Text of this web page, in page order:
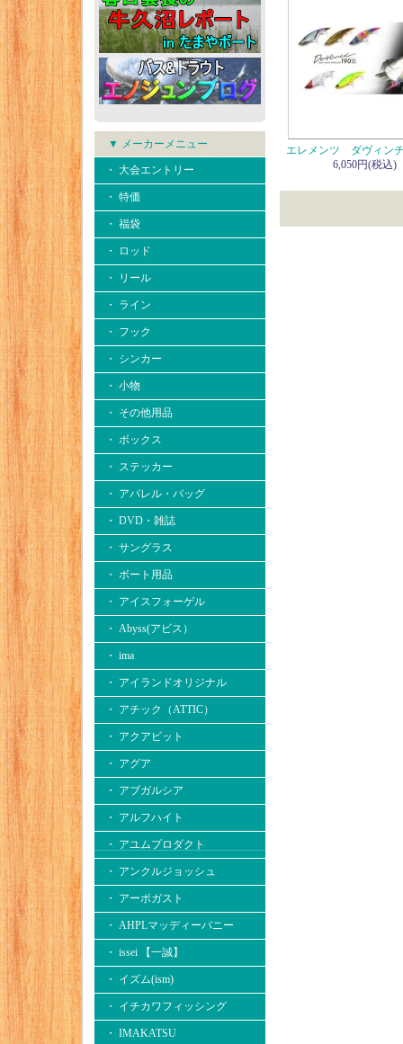
▼ メーカーメニュー
・ 大会エントリー
・ 特価
・ 福袋
・ ロッド
・ リール
・ ライン
・ フック
・ シンカー
・ 小物
・ その他用品
・ ボックス
・ ステッカー
・ アパレル・バッグ
・ DVD・雑誌
・ サングラス
・ ボート用品
・ アイスフォーゲル
・ Abyss(アビス）
・ ima
・ アイランドオリジナル
・ アチック（ATTIC）
・ アクアビット
・ アグア
・ アブガルシア
・ アルフハイト
・ アユムプロダクト
・ アンクルジョッシュ
・ アーボガスト
・ AHPLマッディーバニー
・ issei 【一誠】
・ イズム(ism)
・ イチカワフィッシング
・ IMAKATSU
エレメンツ ダヴィンチ
6,050円(税込)